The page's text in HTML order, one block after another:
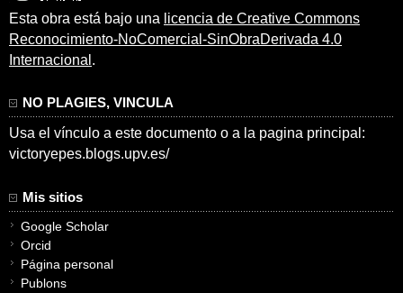
Esta obra está bajo una licencia de Creative Commons
Reconocimiento-NoComercial-SinObraDerivada 4.0
Internacional .
NO PLAGIES, VINCULA
Usa el vínculo a este documento o a la pagina principal:
victoryepes.blogs.upv.es/
Mis sitios
Google Scholar
Orcid
Página personal
Publons